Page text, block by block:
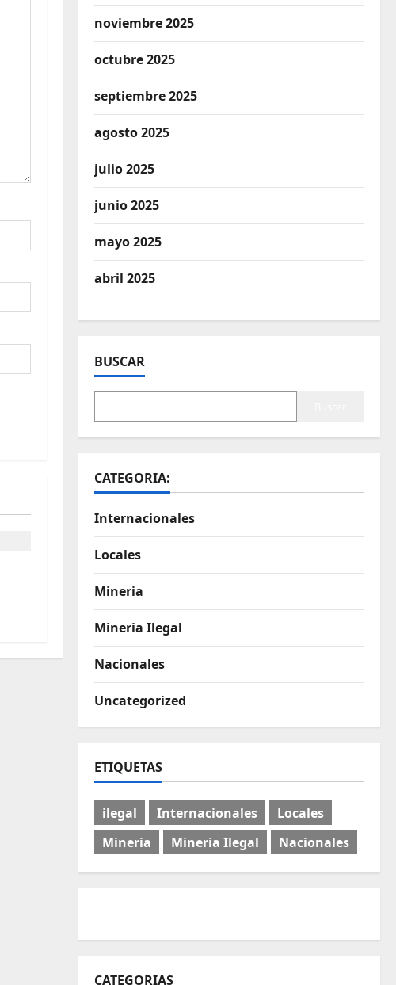
noviembre 2025
octubre 2025
septiembre 2025
agosto 2025
julio 2025
junio 2025
mayo 2025
abril 2025
BUSCAR
CATEGORIA:
Internacionales
Locales
Mineria
Mineria Ilegal
Nacionales
Uncategorized
ETIQUETAS
ilegal Internacionales
Locales
Mineria
Mineria Ilegal Nacionales
CATEGORIAS